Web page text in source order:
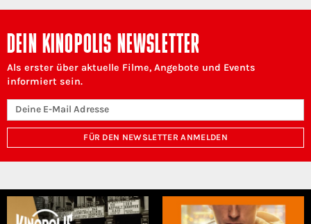
DEIN KINOPOLIS NEWSLETTER
Als erster über aktuelle Filme, Angebote und Events
informiert sein.
FÜR DEN NEWSLETTER ANMELDEN